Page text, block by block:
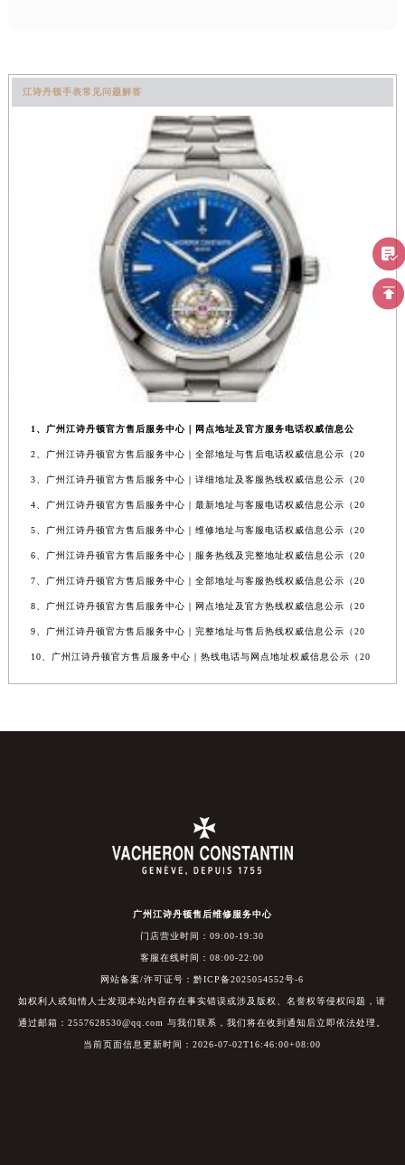
江诗丹顿手表常见问题解答
1、广州江诗丹顿官方售后服务中心｜网点地址及官方服务电话权威信息公
2、广州江诗丹顿官方售后服务中心｜全部地址与售后电话权威信息公示（20
3、广州江诗丹顿官方售后服务中心｜详细地址及客服热线权威信息公示（20
4、广州江诗丹顿官方售后服务中心｜最新地址与客服电话权威信息公示（20
5、广州江诗丹顿官方售后服务中心｜维修地址与客服电话权威信息公示（20
6、广州江诗丹顿官方售后服务中心｜服务热线及完整地址权威信息公示（20
7、广州江诗丹顿官方售后服务中心｜全部地址与客服热线权威信息公示（20
8、广州江诗丹顿官方售后服务中心｜网点地址及官方热线权威信息公示（20
9、广州江诗丹顿官方售后服务中心｜完整地址与售后热线权威信息公示（20
10、广州江诗丹顿官方售后服务中心｜热线电话与网点地址权威信息公示（20
广州江诗丹顿售后维修服务中心
门店营业时间：09:00-19:30
客服在线时间：08:00-22:00
网站备案/许可证号：黔ICP备2025054552号-6
如权利人或知情人士发现本站内容存在事实错误或涉及版权、名誉权等侵权问题，请
通过邮箱：2557628530@qq.com 与我们联系，我们将在收到通知后立即依法处理。
当前页面信息更新时间：2026-07-02T16:46:00+08:00